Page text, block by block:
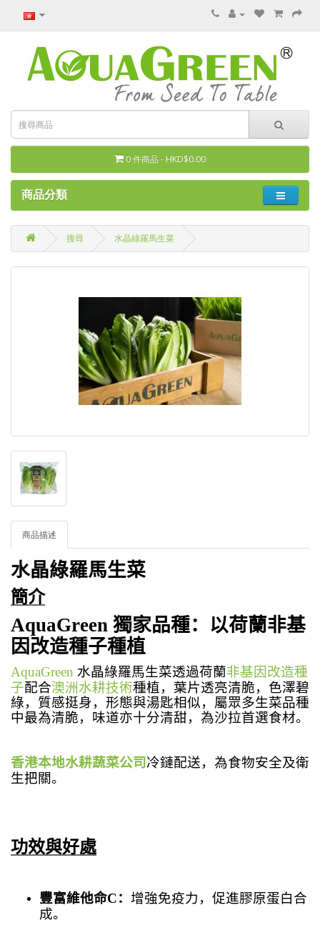
0 件商品 - HKD$0.00
商品分類
搜尋 水晶綠羅馬生菜
商品描述
水晶綠羅馬生菜
簡介
AquaGreen 獨家品種：以荷蘭非基
因改造種子種植
AquaGreen 水晶綠羅馬生菜透過荷蘭非基因改造種
子配合澳洲水耕技術種植， 葉片透亮清脆，色澤碧
綠，質感挺身，形態與湯匙相似，屬眾多生菜品種
中最為清脆，味道亦十分清甜， 為沙拉首選食材。
香港本地水耕蔬菜公司冷鏈配送，為食物安全及衛
生把關。
功效與好處
豐富維他命C： 增強免疫力，促進膠原蛋白合
成。